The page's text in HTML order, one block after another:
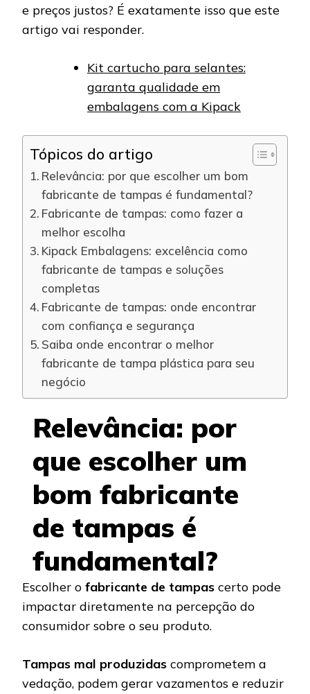
e preços justos? É exatamente isso que este
artigo vai responder.
Kit cartucho para selantes:
garanta qualidade em
embalagens com a Kipack
Tópicos do artigo
Relevância: por que escolher um bom
fabricante de tampas é fundamental?
Fabricante de tampas: como fazer a
melhor escolha
Kipack Embalagens: excelência como
fabricante de tampas e soluções
completas
Fabricante de tampas: onde encontrar
com confiança e segurança
Saiba onde encontrar o melhor
fabricante de tampa plástica para seu
negócio
Relevância: por
que escolher um
bom fabricante
de tampas é
fundamental?
Escolher o fabricante de tampas certo pode
impactar diretamente na percepção do
consumidor sobre o seu produto.
Tampas mal produzidas comprometem a
vedação, podem gerar vazamentos e reduzir